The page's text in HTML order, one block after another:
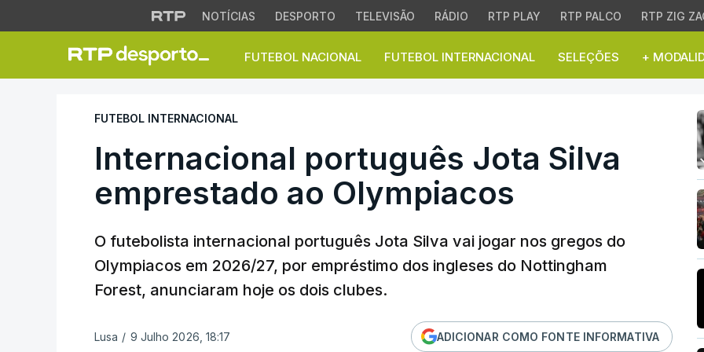
NOTÍCIAS DESPORTO TELEVISÃO RÁDIO RTP PLAY RTP PALCO RTP ZIG
FUTEBOL NACIONAL FUTEBOL INTERNACIONAL SELEÇÕES +
Internacional português Jota Silva
FUTEBOL INTERNACIONAL
Internacional português Jota Silva
emprestado ao Olympiacos
O futebolista internacional português Jota Silva vai jogar nos gregos do
Olympiacos em 2026/27, por empréstimo dos ingleses do Nottingham
Forest, anunciaram hoje os dois clubes.
Lusa / 9 Julho 2026, 18:17 ADICIONAR COMO FONTE INFORMATIVA